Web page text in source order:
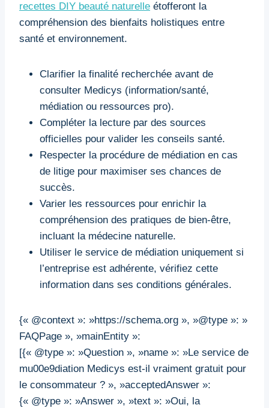
recettes DIY beauté naturelle étofferont la
compréhension des bienfaits holistiques entre
santé et environnement.
Clarifier la finalité recherchée avant de
consulter Medicys (information/santé,
médiation ou ressources pro).
Compléter la lecture par des sources
officielles pour valider les conseils santé.
Respecter la procédure de médiation en cas
de litige pour maximiser ses chances de
succès.
Varier les ressources pour enrichir la
compréhension des pratiques de bien-être,
incluant la médecine naturelle.
Utiliser le service de médiation uniquement si
l’entreprise est adhérente, vérifiez cette
information dans ses conditions générales.
{« @context »: »https://schema.org », »@type »: »
FAQPage », »mainEntity »:
[{« @type »: »Question », »name »: »Le service de
mu00e9diation Medicys est-il vraiment gratuit pour
le consommateur ? », »acceptedAnswer »:
{« @type »: »Answer », »text »: »Oui, la